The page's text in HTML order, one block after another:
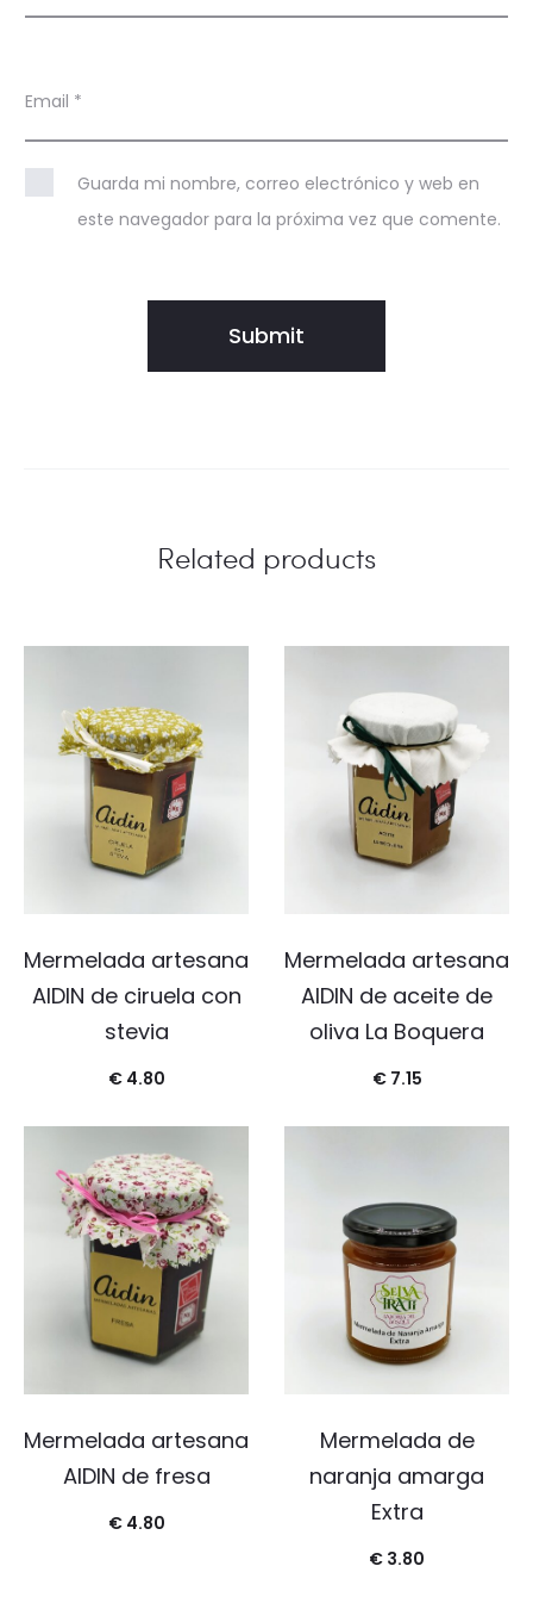
Email *
Guarda mi nombre, correo electrónico y web en
este navegador para la próxima vez que comente.
Related products
Mermelada artesana
AIDIN de ciruela con
stevia
€4.80
Mermelada artesana
AIDIN de aceite de
oliva La Boquera
€7.15
Mermelada artesana
AIDIN de fresa
€4.80
Mermelada de
naranja amarga
Extra
€ 3.80